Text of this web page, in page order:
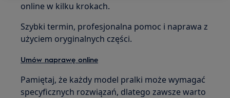
online w kilku krokach.
Szybki termin, profesjonalna pomoc i naprawa z
użyciem oryginalnych części.
Umów naprawę online
Pamiętaj, że każdy model pralki może wymagać
specyficznych rozwiązań, dlatego zawsze warto